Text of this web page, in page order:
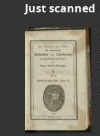
Just scanned